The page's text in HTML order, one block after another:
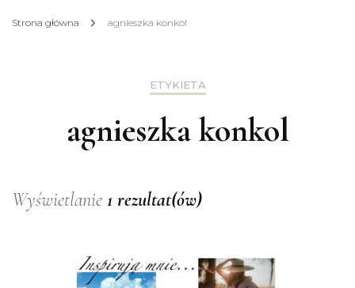
Strona główna agnieszka konkol
ETYKIETA
agnieszka konkol
Wyświetlanie 1 rezultat(ów)